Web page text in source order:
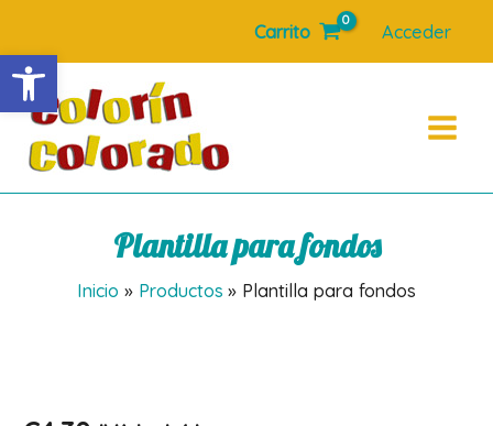
Abrir barra de herramientas
contenido
Carrito Acceder
Main
Menu
Plantilla para fondos
Inicio Productos Plantilla para fondos